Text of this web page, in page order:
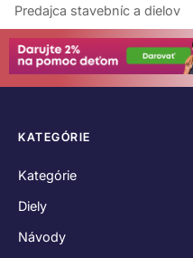
Predajca stavebníc a dielov
KATEGÓRIE
Kategórie
Diely
Návody